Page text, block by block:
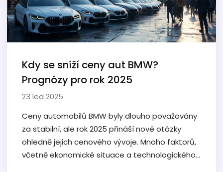
Kdy se sníží ceny aut BMW?
Prognózy pro rok 2025
23 led 2025
Ceny automobilů BMW byly dlouho považovány
za stabilní, ale rok 2025 přináší nové otázky
ohledně jejich cenového vývoje. Mnoho faktorů,
včetně ekonomické situace a technologického